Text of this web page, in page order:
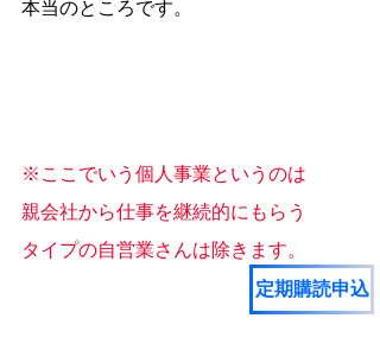
本当のところです。
※ここでいう個人事業というのは
親会社から仕事を継続的にもらう
タイプの自営業さんは除きます。
定期購読申込